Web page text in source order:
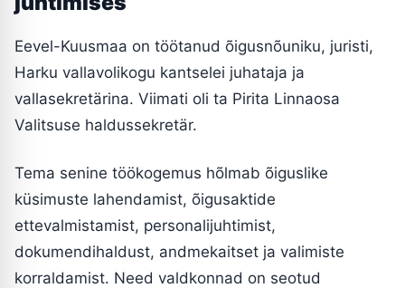
Eevel-Kuusmaa on töötanud õigusnõuniku, juristi,
Harku vallavolikogu kantselei juhataja ja
vallasekretärina. Viimati oli ta Pirita Linnaosa
Valitsuse haldussekretär.
Tema senine töökogemus hõlmab õiguslike
küsimuste lahendamist, õigusaktide
ettevalmistamist, personalijuhtimist,
dokumendihaldust, andmekaitset ja valimiste
korraldamist. Need valdkonnad on seotud